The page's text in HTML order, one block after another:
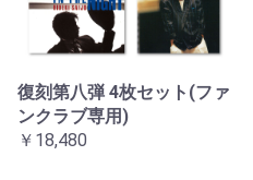
復刻第八弾 4枚セット(ファ
ンクラブ専用)
￥18,480